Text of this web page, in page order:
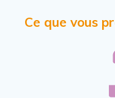
Ce que vous